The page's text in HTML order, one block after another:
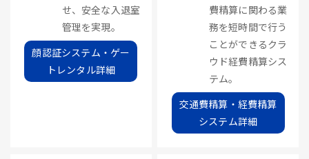
せ、安全な入退室
管理を実現。
顔認証システム・ゲー
トレンタル詳細
費精算に関わる業
務を短時間で行う
ことができるクラ
ウド経費精算シス
テム。
交通費精算・経費精算
システム詳細